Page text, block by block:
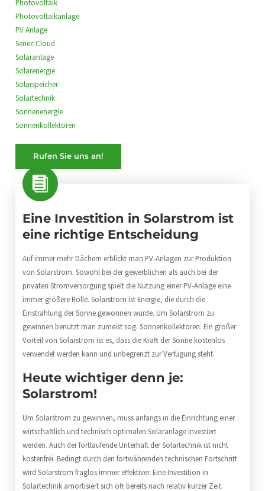
Photovoltaik
Photovoltaikanlage
PV Anlage
Senec Cloud
Solaranlage
Solarenergie
Solarspeicher
Solartechnik
Sonnenenergie
Sonnenkollektoren
Rufen Sie uns an!
Eine Investition in Solarstrom ist
eine richtige Entscheidung
Auf immer mehr Dächern erblickt man PV-Anlagen zur Produktion
von Solarstrom. Sowohl bei der gewerblichen als auch bei der
privaten Stromversorgung spielt die Nutzung einer PV-Anlage eine
immer größere Rolle. Solarstrom ist Energie, die durch die
Einstrahlung der Sonne gewonnen wurde. Um Solarstrom zu
gewinnen benutzt man zumeist sog. Sonnenkollektoren. Ein großer
Vorteil von Solarstrom ist es, dass die Kraft der Sonne kostenlos
verwendet werden kann und unbegrenzt zur Verfügung steht.
Heute wichtiger denn je:
Solarstrom!
Um Solarstrom zu gewinnen, muss anfangs in die Einrichtung einer
wirtschaftlich und technisch optimalen Solaranlage investiert
werden. Auch der fortlaufende Unterhalt der Solartechnik ist nicht
kostenfrei. Bedingt durch den fortwährenden technischen Fortschritt
wird Solarstrom fraglos immer effektiver. Eine Investition in
Solartechnik amortisiert sich oft bereits nach relativ kurzer Zeit.